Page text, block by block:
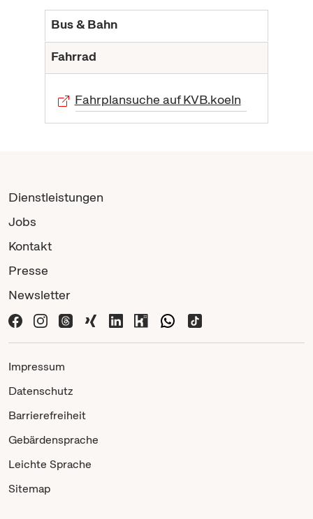
Bus & Bahn
Fahrrad
Fahrplansuche auf KVB.koeln
Dienstleistungen
Jobs
Kontakt
Presse
Newsletter
Impressum
Datenschutz
Barrierefreiheit
Gebärdensprache
Leichte Sprache
Sitemap